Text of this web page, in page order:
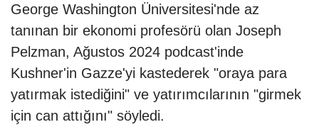
George Washington Üniversitesi'nde az
tanınan bir ekonomi profesörü olan Joseph
Pelzman, Ağustos 2024 podcast'inde
Kushner'in Gazze'yi kastederek "oraya para
yatırmak istediğini" ve yatırımcılarının "girmek
için can attığını" söyledi.